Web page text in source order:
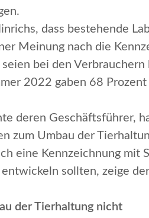
dass bestehende
Meinung nach die
bei den
2022 gaben 68
deren Geschäftsführer,
zum Umbau der
eine Kennzeichnung mit
sollten, zeige
der Tierhaltung nicht